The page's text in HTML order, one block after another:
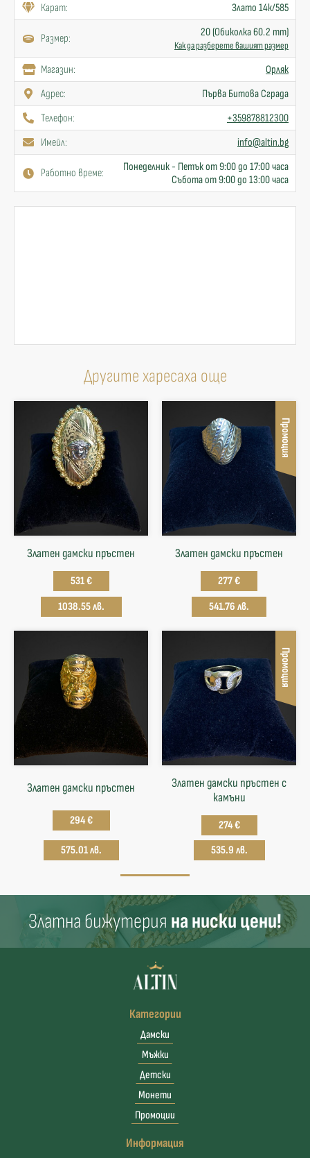
Карат:
Злато 14к/585
Размер: 20 (Обиколка 60.2 mm)
Как да разберете вашият размер
Mагазин:
Орляк
Адрес:
Първа Битова Сграда
Телефон:
+359878812300
Имейл:
info@altin.bg
Работно време:
Понеделник - Петък от 9:00 до 17:00 часа
Събота от 9:00 до 13:00 часа
Другите харесаха още
Златен дамски пръстен
531 €
1038.55 лв.
Промоция
Златен дамски пръстен
277 €
541.76 лв.
Златен дамски пръстен
294 €
575.01 лв.
Промоция
Златен дамски пръстен с
камъни
274 €
535.9 лв.
Златна бижутерия на ниски цени!
Категории
Дамски
Мъжки
Детски
Монети
Промоции
Информация